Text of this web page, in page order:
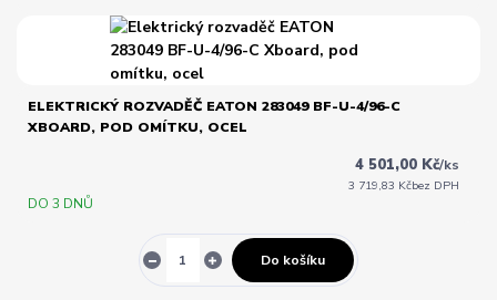
ELEKTRICKÝ ROZVADĚČ EATON 283049 BF-U-4/96-C
XBOARD, POD OMÍTKU, OCEL
4 501,00 Kč/ks
3 719,83 Kčbez DPH
DO 3 DNŮ
Do košíku